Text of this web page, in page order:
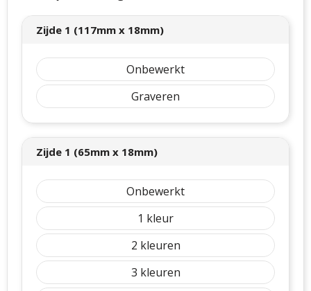
Parker
Zijde 1 (117mm x 18mm)
Onbewerkt
Graveren
Zijde 1 (65mm x 18mm)
Onbewerkt
1
2
3